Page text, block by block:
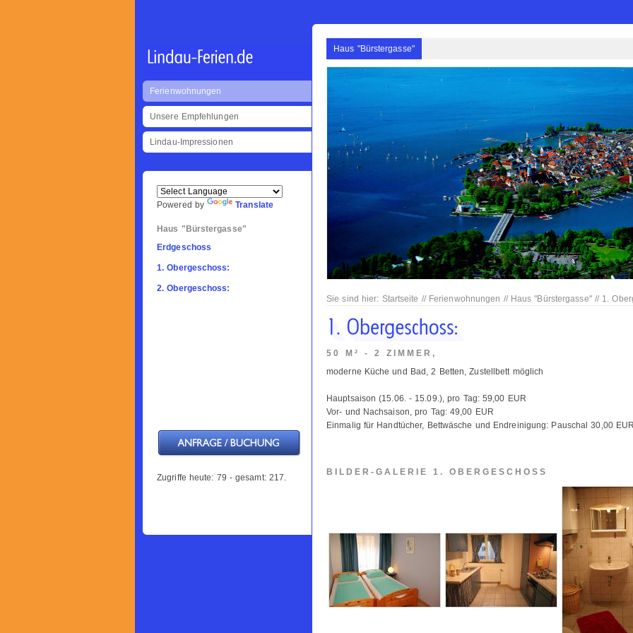
Ferienwohnungen
Unsere Empfehlungen
Lindau-Impressionen
Powered by Translate
Haus "Bürstergasse"
Erdgeschoss
1. Obergeschoss:
2. Obergeschoss:
Zugriffe heute: 79 - gesamt: 217.
Haus "Bürstergasse"
Sie sind hier: Startseite // Ferienwohnungen // Haus "Bürstergasse"// 1.
50 M² - 2 ZIMMER,
moderne Küche und Bad, 2 Betten, Zustellbett möglich
Hauptsaison (15.06. - 15.09.), pro Tag: 59,00 EUR
Vor- und Nachsaison, pro Tag: 49,00 EUR
Einmalig für Handtücher, Bettwäsche und Endreinigung: Pauschal 30,00
BILDER-GALERIE 1. OBERGESCHOSS